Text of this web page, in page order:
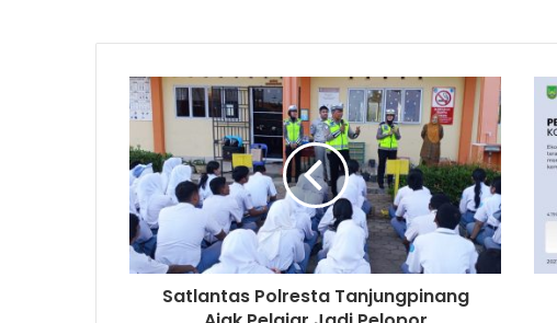
Satlantas Polresta Tanjungpinang